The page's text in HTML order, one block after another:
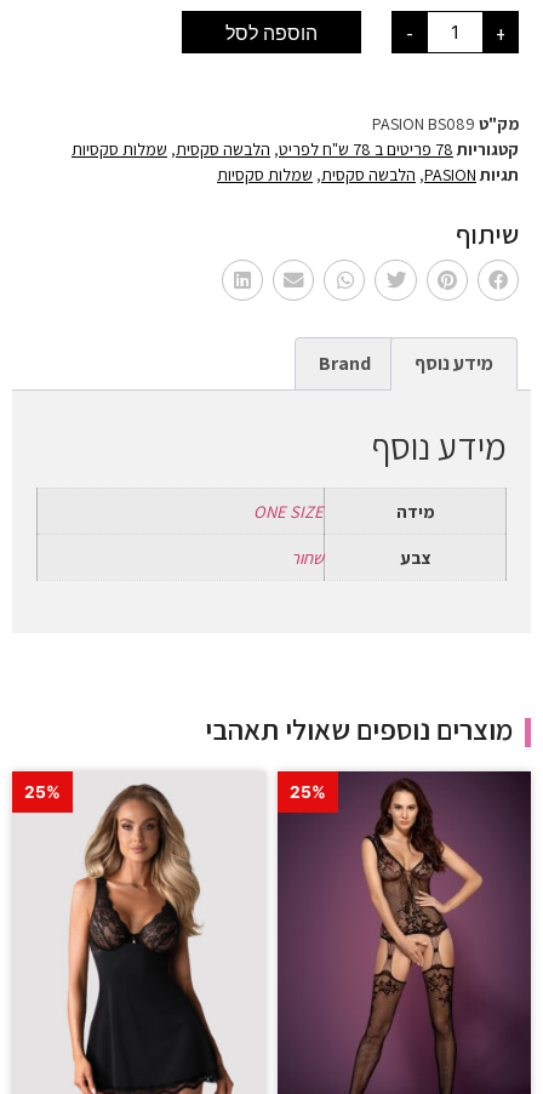
- + הוספה לסל
מק"ט PASION BS089
קטגוריות 78 פריטים ב 78 ש"ח לפריט , הלבשה סקסית, שמלות סקסיות
תגיות PASION
, הלבשה סקסית, שמלות סקסיות
שיתוף
מידע נוסף Brand
מידע נוסף
מידה
ONE SIZE
צבע
שחור
מוצרים נוספים שאולי תאהבי
25%
25%